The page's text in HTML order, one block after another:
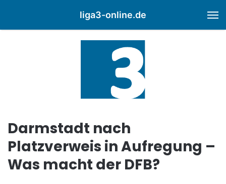
liga3-online.de
Darmstadt nach
Platzverweis in Aufregung –
Was macht der DFB?